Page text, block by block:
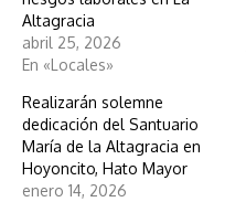
Altagracia
abril 25, 2026
En «Locales»
Realizarán solemne
dedicación del Santuario
María de la Altagracia en
Hoyoncito, Hato Mayor
enero 14, 2026